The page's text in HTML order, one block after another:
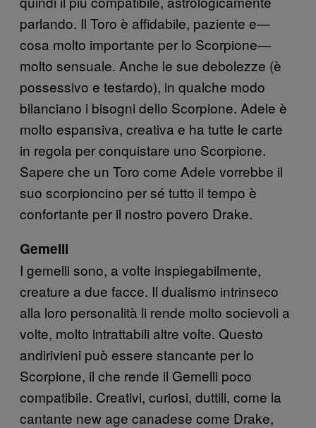
parlando. Il Toro è affidabile, paziente e—
cosa molto importante per lo Scorpione—
molto sensuale. Anche le sue debolezze (è
possessivo e testardo), in qualche modo
bilanciano i bisogni dello Scorpione. Adele è
molto espansiva, creativa e ha tutte le carte
in regola per conquistare uno Scorpione.
Sapere che un Toro come Adele vorrebbe il
suo scorpioncino per sé tutto il tempo è
confortante per il nostro povero Drake.
Gemelli
I gemelli sono, a volte inspiegabilmente,
creature a due facce. Il dualismo intrinseco
alla loro personalità li rende molto socievoli a
volte, molto intrattabili altre volte. Questo
andirivieni può essere stancante per lo
Scorpione, il che rende il Gemelli poco
compatibile. Creativi, curiosi, duttili, come la
cantante new age canadese come Drake,